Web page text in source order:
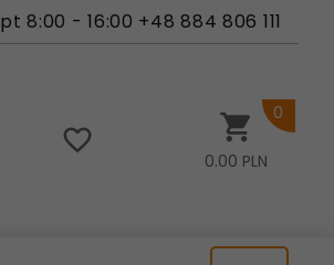
8:00 - 16:00 +48 884 806 111
0.00 PLN
0